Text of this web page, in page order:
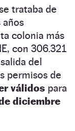
trataba de
años
colonia más
con 306.321
del
permisos de
válidos para
diciembre